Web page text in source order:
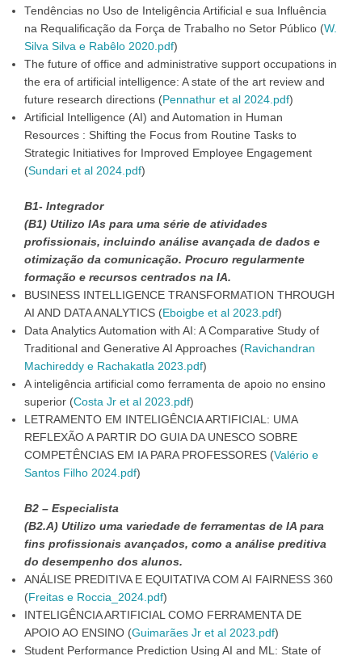
Tendências no Uso de Inteligência Artificial e sua Influência
na Requalificação da Força de Trabalho no Setor Público (W.
Silva Silva e Rabêlo 2020.pdf)
The future of office and administrative support occupations in
the era of artificial intelligence: A state of the art review and
future research directions (Pennathur et al 2024.pdf)
Artificial Intelligence (AI) and Automation in Human
Resources : Shifting the Focus from Routine Tasks to
Strategic Initiatives for Improved Employee Engagement
(Sundari et al 2024.pdf)
B1- Integrador
(B1) Utilizo IAs para uma série de atividades
profissionais, incluindo análise avançada de dados e
otimização da comunicação. Procuro regularmente
formação e recursos centrados na IA.
BUSINESS INTELLIGENCE TRANSFORMATION THROUGH
AI AND DATA ANALYTICS (Eboigbe et al 2023.pdf)
Data Analytics Automation with AI: A Comparative Study of
Traditional and Generative AI Approaches (Ravichandran
Machireddy e Rachakatla 2023.pdf)
A inteligência artificial como ferramenta de apoio no ensino
superior (Costa Jr et al 2023.pdf)
LETRAMENTO EM INTELIGÊNCIA ARTIFICIAL: UMA
REFLEXÃO A PARTIR DO GUIA DA UNESCO SOBRE
COMPETÊNCIAS EM IA PARA PROFESSORES (Valério e
Santos Filho 2024.pdf)
B2 – Especialista
(B2.A) Utilizo uma variedade de ferramentas de IA para
fins profissionais avançados, como a análise preditiva
do desempenho dos alunos.
ANÁLISE PREDITIVA E EQUITATIVA COM AI FAIRNESS 360
(Freitas e Roccia_2024.pdf)
INTELIGÊNCIA ARTIFICIAL COMO FERRAMENTA DE
APOIO AO ENSINO (Guimarães Jr et al 2023.pdf)
Student Performance Prediction Using AI and ML: State of